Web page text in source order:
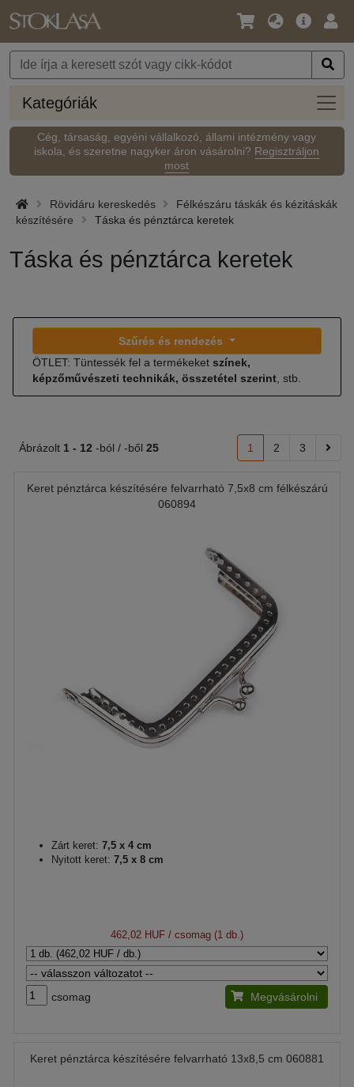
Nyelv
Pénznem
Fő
Kategóriák
Cég, társaság, egyéni vállalkozó, állami intézmény vagy
iskola, és szeretne nagyker áron vásárolni? Regisztráljon
most
Rövidáru kereskedés
Félkészáru táskák és kézitáskák
készítésére
Táska és pénztárca keretek
Táska és pénztárca keretek
Szűrés és rendezés
ÖTLET: Tüntessék fel a termékeket színek,
képzőművészeti technikák, összetétel szerint , stb.
Ábrázolt 1 - 12 -ból / -ből 25 1 2 3
Keret pénztárca készítésére felvarrható 7,5x8 cm félkészárú
060894
Zárt keret: 7,5 x 4 cm
Nyitott keret: 7,5 x 8 cm
462,02 HUF / csomag (1 db.)
csomag Megvásárolni
Keret pénztárca készítésére felvarrható 13x8,5 cm 060881